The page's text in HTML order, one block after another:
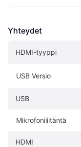
Yhteydet
HDMI-tyyppi
USB Versio
USB
Mikrofoniliitäntä
HDMI